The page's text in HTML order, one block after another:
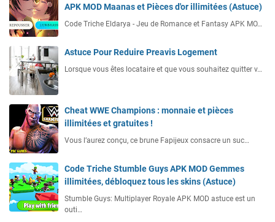
APK MOD Maanas et Pièces d'or illimitées (Astuce)
Code Triche Eldarya - Jeu de Romance et Fantasy APK MO…
Astuce Pour Reduire Preavis Logement
Lorsque vous êtes locataire et que vous souhaitez quitter v…
Cheat WWE Champions : monnaie et pièces
illimitées et gratuites !
Vous l’aurez conçu, ce brune Fapijeux consacre un suc…
Code Triche Stumble Guys APK MOD Gemmes
illimitées, débloquez tous les skins (Astuce)
Stumble Guys: Multiplayer Royale APK MOD astuce est un
outi…